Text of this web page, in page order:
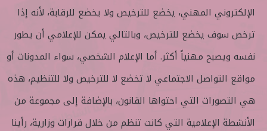
الإلكتروني المهني، يخضع للترخيص ولا يخضع للرقابة، لأنه إذا
ترخص سوف يخضع للترخيص، وبالتالي يمكن للإعلامي أن يطور
نفسه ويصبح مهنياً أكثر. أما الإعلام الشخصي، سواء المدونات أو
مواقع التواصل الاجتماعي لا تخضع لا للترخيص ولا للتنظيم، هذه
هي التصورات التي احتواها القانون، بالإضافة إلى مجموعة من
الأنشطة الإعلامية التي كانت تنظم من خلال قرارات وزارية، رأينا